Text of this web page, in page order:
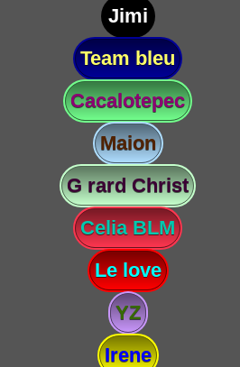
Jimi
Team bleu
Cacalotepec
Maion
G rard Christ
Celia BLM
Le love
YZ
Irene